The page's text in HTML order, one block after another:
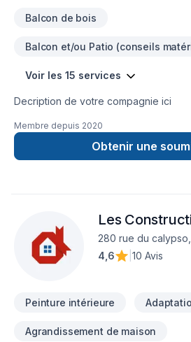
Balcon de bois
Balcon et/ou Patio (conseils
Voir les 15 services
Decription de votre compagnie ici
Membre depuis 2020
Obtenir une
Les
280 rue du
4,6
10 Avis
Peinture intérieure
Agrandissement de maison